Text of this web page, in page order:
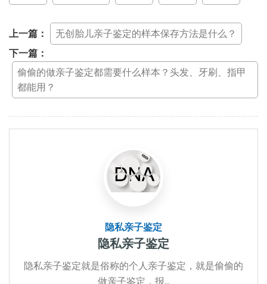
上一篇：
无创胎儿亲子鉴定的样本保存方法是什么？
下一篇：
偷偷的做亲子鉴定都需要什么样本？头发、牙刷、指甲
都能用？
隐私亲子鉴定
隐私亲子鉴定
隐私亲子鉴定就是俗称的个人亲子鉴定，就是偷偷的
做亲子鉴定，报...